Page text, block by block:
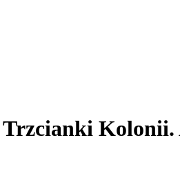
Trzcianki